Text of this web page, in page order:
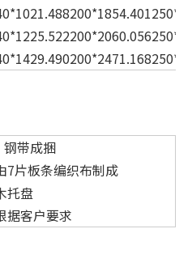
21.488200*1854.401
25.522200*2060.056
29.490200*2471.168
钢带成捆
7片板条编织布制成
托盘
据客户要求